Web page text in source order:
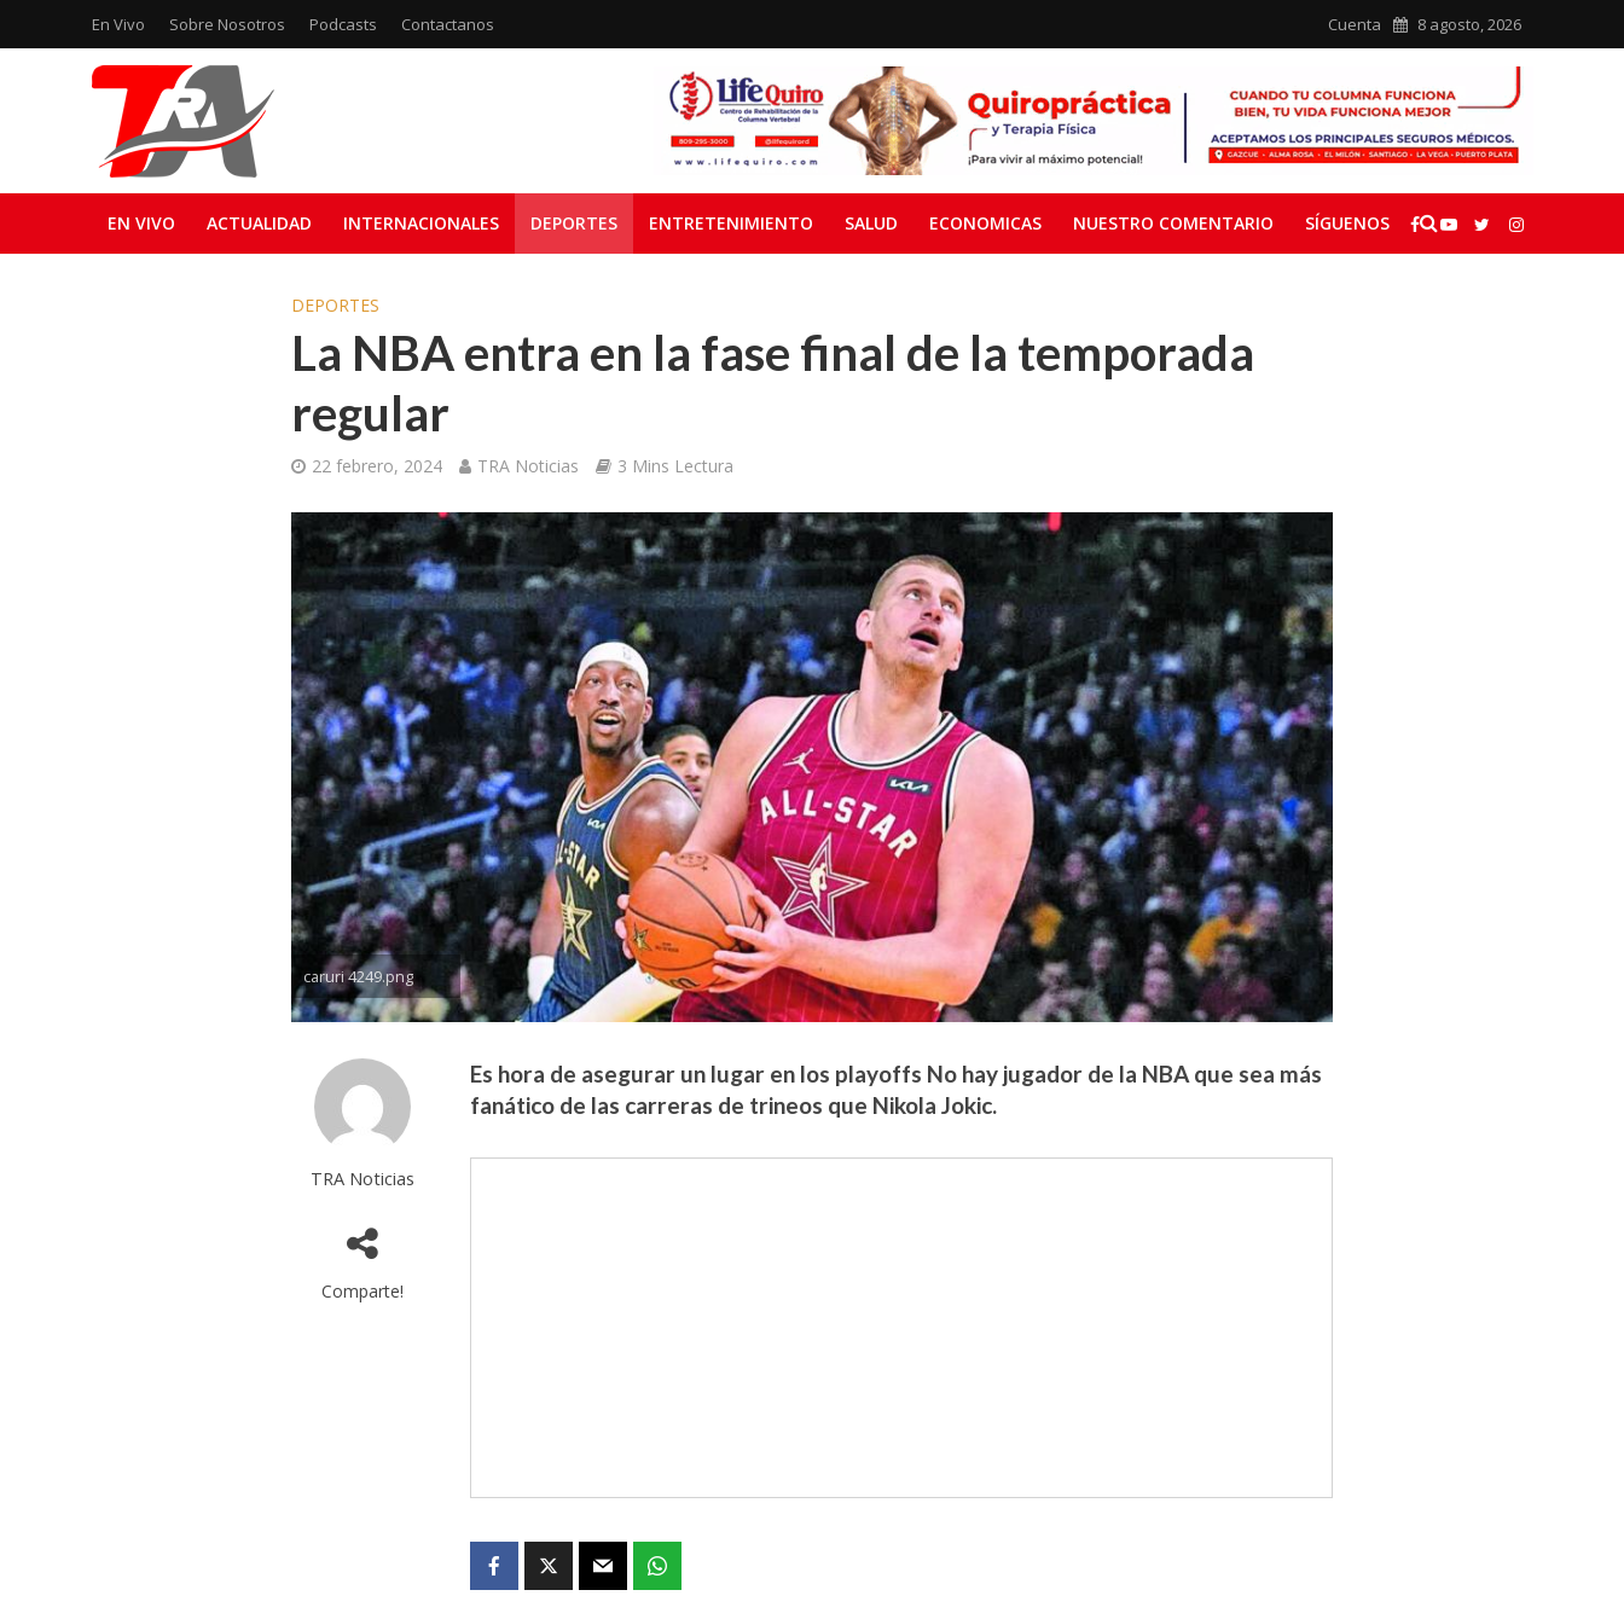
En Vivo Sobre Nosotros Podcasts Contactanos Cuenta 8 agosto, 2026
EN VIVO ACTUALIDAD INTERNACIONALES DEPORTES ENTRETENIMIENTO SALUD ECONOMICAS NUESTRO COMENTARIO SÍGUENOS
DEPORTES
La NBA entra en la fase final de la temporada
regular
22 febrero, 2024 TRA Noticias 3 Mins Lectura
caruri 4249.png
TRA Noticias
Comparte!
Es hora de asegurar un lugar en los playoffs No hay jugador de la NBA que sea más
fanático de las carreras de trineos que Nikola Jokic.